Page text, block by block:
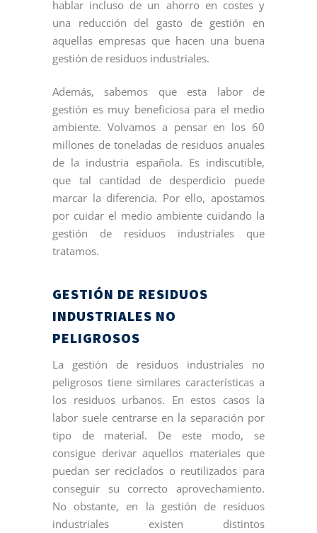
hablar incluso de un ahorro en costes y
una reducción del gasto de gestión en
aquellas empresas que hacen una buena
gestión de residuos industriales.
Además, sabemos que esta labor de
gestión es muy beneficiosa para el medio
ambiente. Volvamos a pensar en los 60
millones de toneladas de residuos anuales
de la industria española. Es indiscutible,
que tal cantidad de desperdicio puede
marcar la diferencia. Por ello, apostamos
por cuidar el medio ambiente cuidando la
gestión de residuos industriales que
tratamos.
GESTIÓN DE RESIDUOS
INDUSTRIALES NO
PELIGROSOS
La gestión de residuos industriales no
peligrosos tiene similares características a
los residuos urbanos. En estos casos la
labor suele centrarse en la separación por
tipo de material. De este modo, se
consigue derivar aquellos materiales que
puedan ser reciclados o reutilizados para
conseguir su correcto aprovechamiento.
No obstante, en la gestión de residuos
industriales existen distintos